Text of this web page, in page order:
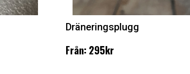
Dräneringsplugg
Från: 295kr